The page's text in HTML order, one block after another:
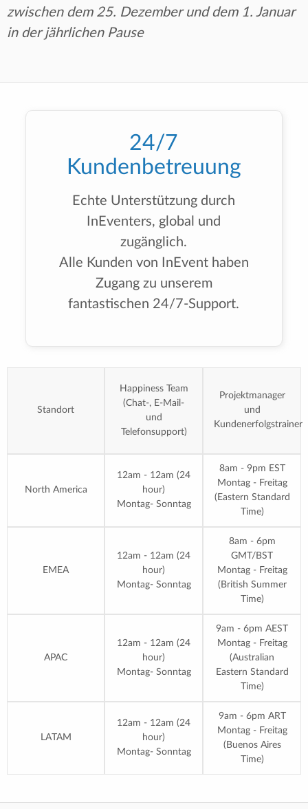
zwischen dem 25. Dezember und dem 1. Januar
in der jährlichen Pause
24/7
Kundenbetreuung
Echte Unterstützung durch
InEventers, global und
zugänglich.
Alle Kunden von InEvent haben
Zugang zu unserem
fantastischen 24/7-Support.
Standort
Happiness Team
(Chat-, E-Mail-
und
Telefonsupport)
Projektmanager
und
Kundenerfolgstrainer
North America
12am - 12am (24
hour)
Montag- Sonntag
8am - 9pm EST
Montag - Freitag
(Eastern Standard
Time)
EMEA
12am - 12am (24
hour)
Montag- Sonntag
8am - 6pm
GMT/BST
Montag - Freitag
(British Summer
Time)
APAC
12am - 12am (24
hour)
Montag- Sonntag
9am - 6pm AEST
Montag - Freitag
(Australian
Eastern Standard
Time)
LATAM
12am - 12am (24
hour)
Montag- Sonntag
9am - 6pm ART
Montag - Freitag
(Buenos Aires
Time)